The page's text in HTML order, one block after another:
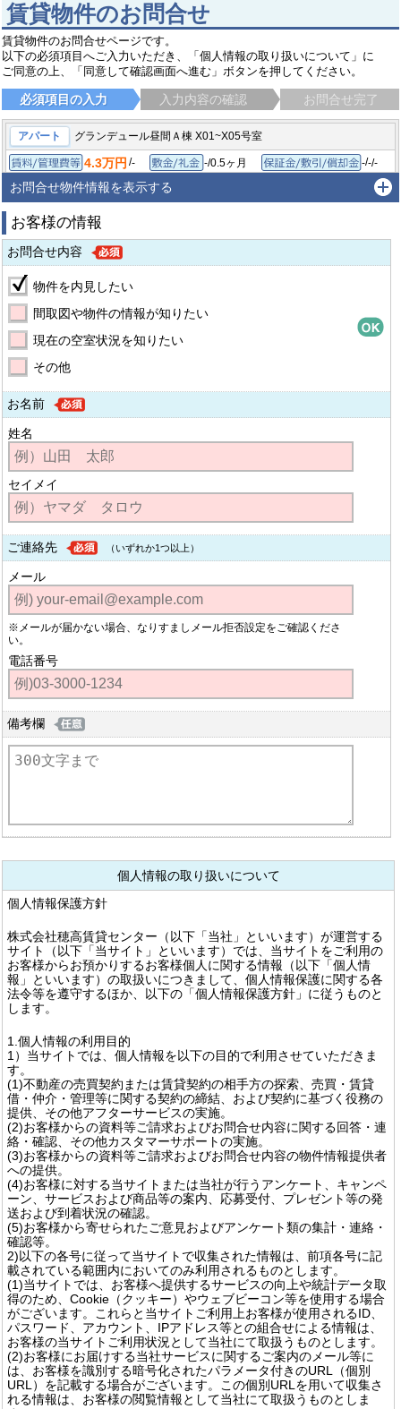
賃貸物件のお問合せ
賃貸物件のお問合せページです。
以下の必須項目へご入力いただき、「個人情報の取り扱いについて」に
ご同意の上、「同意して確認画面へ進む」ボタンを押してください。
必須項目の入力 入力内容の確認 お問合せ完了
アパート グランデュール昼間Ａ棟 X01~X05号室
賃料/管理費等
4.3万円 /- 敷金/礼金
-/0.5ヶ月 -/-/-
間取り/専有面積
1K/23.66㎡
流山市西深井東武野田線 運河駅 徒歩7分
お問合せ物件情報を表示する
お客様の情報
お問合せ内容
物件を内見したい
間取図や物件の情報が知りたい
現在の空室状況を知りたい
その他
お名前
姓名
セイメイ
ご連絡先 （いずれか1つ以上）
メール
※メールが届かない場合、なりすましメール拒否設定をご確認くださ
い。
電話番号
備考欄
個人情報の取り扱いについて
個人情報保護方針
株式会社穂高賃貸センター（以下「当社」といいます）が運営する
サイト（以下「当サイト」といいます）では、当サイトをご利用の
お客様からお預かりするお客様個人に関する情報（以下「個人情
報」といいます）の取扱いにつきまして、個人情報保護に関する各
法令等を遵守するほか、以下の「個人情報保護方針」に従うものと
します。
1.個人情報の利用目的
1）当サイトでは、個人情報を以下の目的で利用させていただきま
す。
(1)不動産の売買契約または賃貸契約の相手方の探索、売買・賃貸
借・仲介・管理等に関する契約の締結、および契約に基づく役務の
提供、その他アフターサービスの実施。
(2)お客様からの資料等ご請求およびお問合せ内容に関する回答・連
絡・確認、その他カスタマーサポートの実施。
(3)お客様からの資料等ご請求およびお問合せ内容の物件情報提供者
への提供。
(4)お客様に対する当サイトまたは当社が行うアンケート、キャンペ
ーン、サービスおよび商品等の案内、応募受付、プレゼント等の発
送および到着状況の確認。
(5)お客様から寄せられたご意見およびアンケート類の集計・連絡・
確認等。
2)以下の各号に従って当サイトで収集された情報は、前項各号に記
載されている範囲内においてのみ利用されるものとします。
(1)当サイトでは、お客様へ提供するサービスの向上や統計データ取
得のため、Cookie（クッキー）やウェブビーコン等を使用する場合
がございます。これらと当サイトご利用上お客様が使用されるID、
パスワード、アカウント、IPアドレス等との組合せによる情報は、
お客様の当サイトご利用状況として当社にて取扱うものとします。
(2)お客様にお届けする当社サービスに関するご案内のメール等に
は、お客様を識別する暗号化されたパラメータ付きのURL（個別
URL）を記載する場合がございます。この個別URLを用いて収集さ
れる情報は、お客様の閲覧情報として当社にて取扱うものとしま